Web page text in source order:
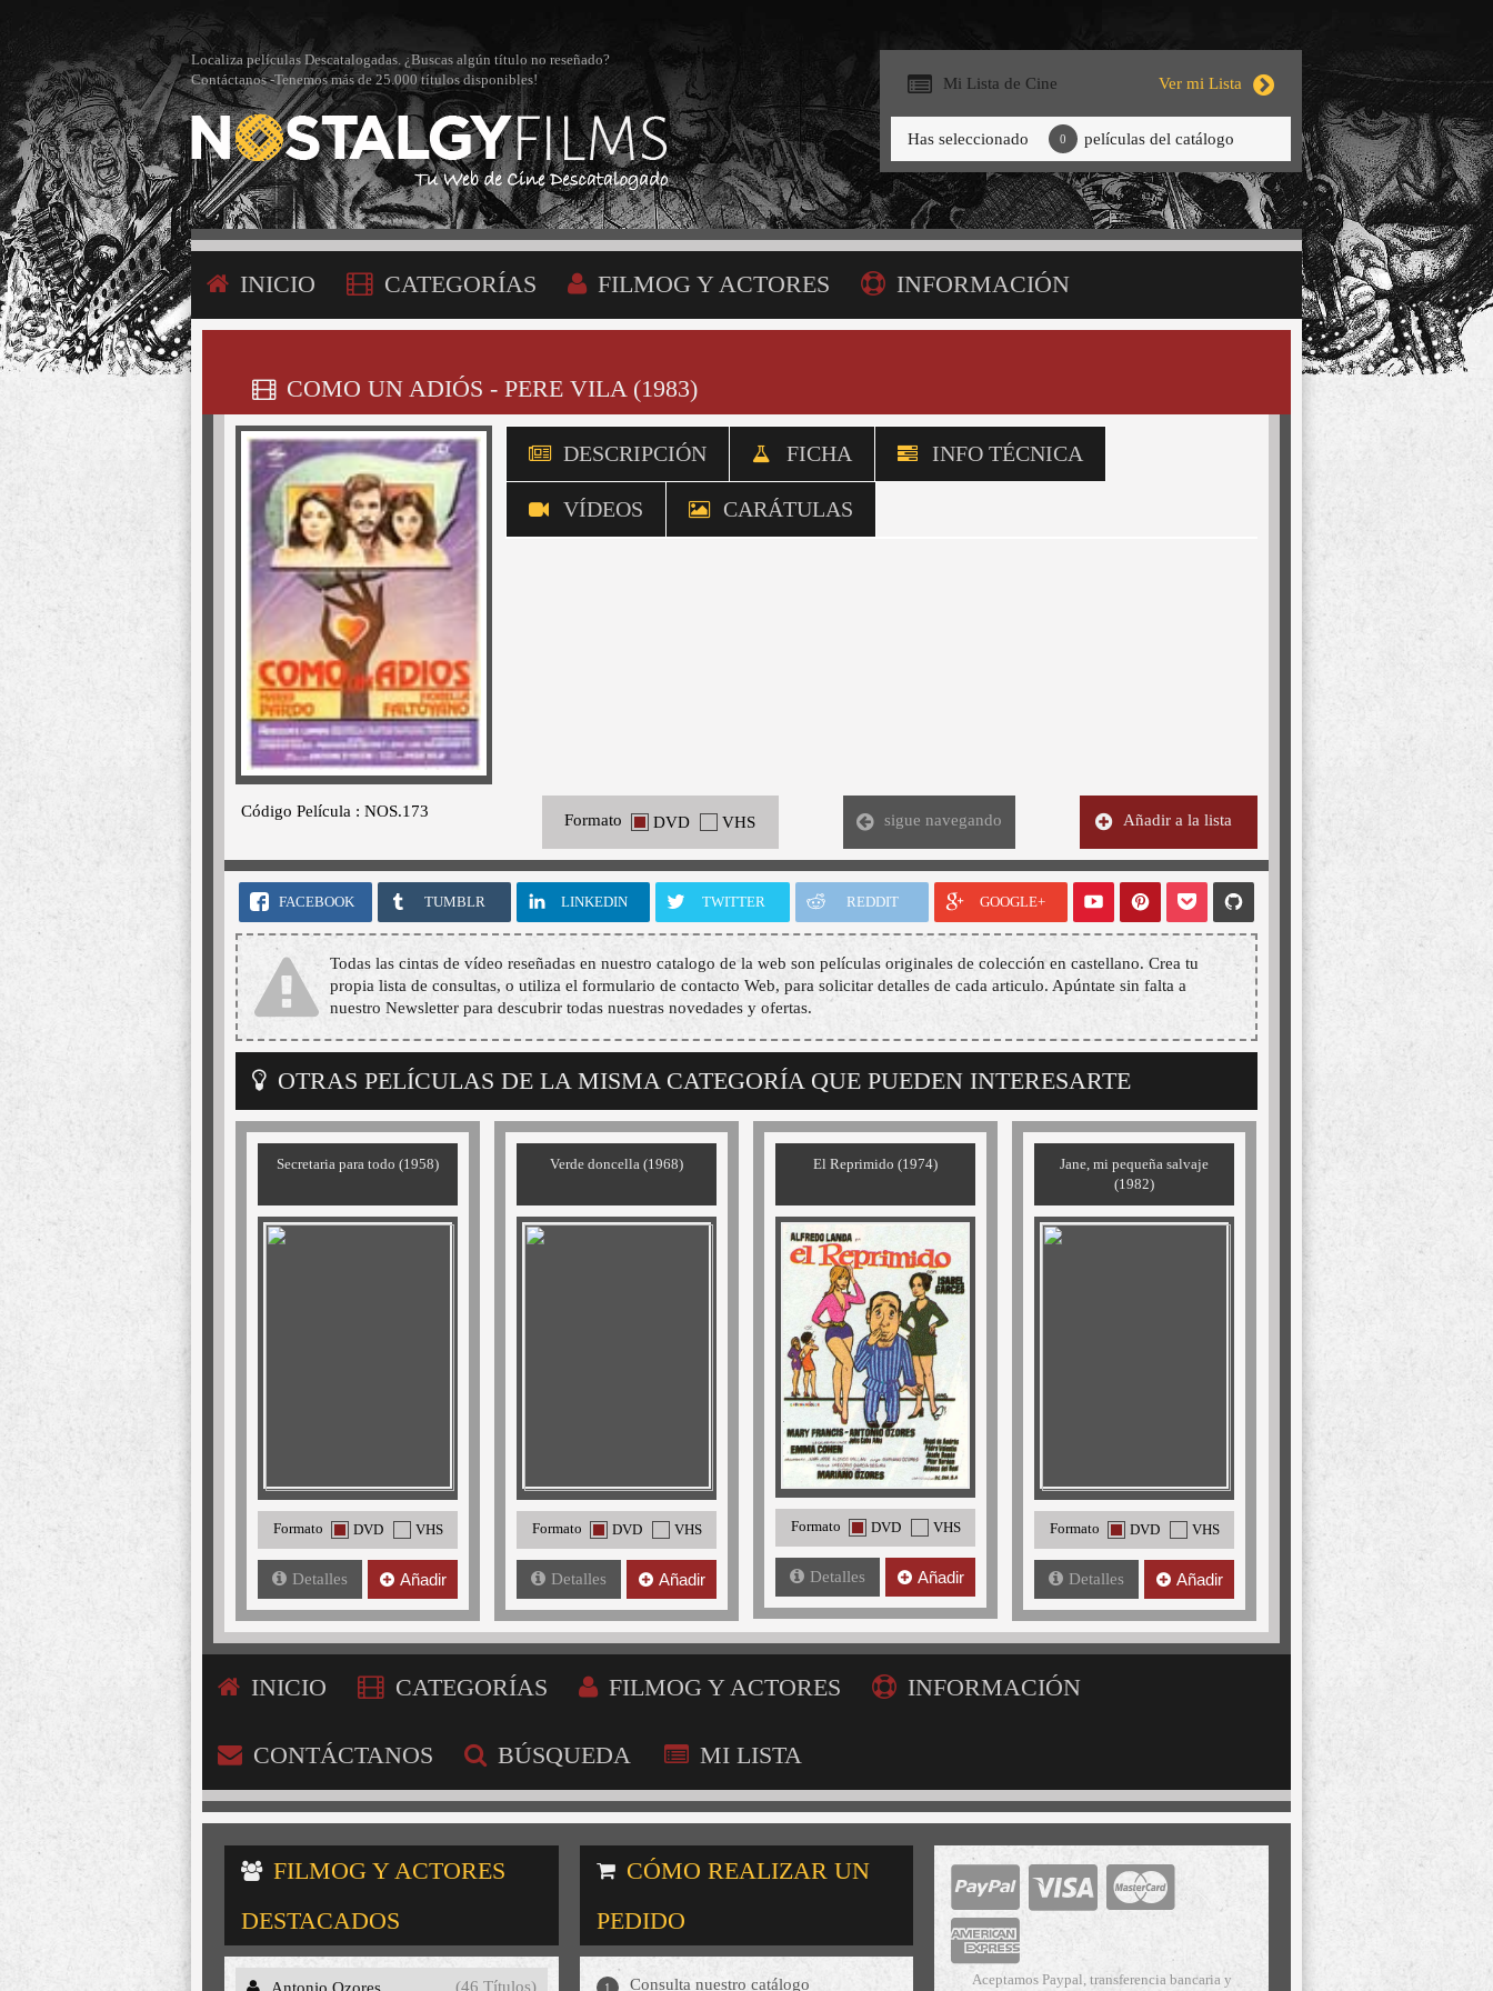
Localiza películas Descatalogadas. ¿Buscas algún título no reseñado?
Contáctanos -Tenemos más de 25.000 títulos disponibles!
Mi Lista de Cine Ver mi Lista
Has seleccionado 0 películas del catálogo
INICIO CATEGORÍAS FILMOG Y ACTORES INFORMACIÓN
COMO UN ADIÓS - PERE VILA (1983)
DESCRIPCIÓN FICHA INFO TÉCNICA
VÍDEOS CARÁTULAS
Código Película : NOS.173
Formato DVD VHS sigue navegando Añadir a la lista
FACEBOOK TUMBLR LINKEDIN TWITTER REDDIT GOOGLE+
Todas las cintas de vídeo reseñadas en nuestro catalogo de la web son películas originales de colección en castellano. Crea tu
propia lista de consultas, o utiliza el formulario de contacto Web, para solicitar detalles de cada articulo. Apúntate sin falta a
nuestro Newsletter para descubrir todas nuestras novedades y ofertas.
OTRAS PELÍCULAS DE LA MISMA CATEGORÍA QUE PUEDEN INTERESARTE
Secretaria para todo (1958)
Formato DVD VHS
Detalles Añadir
Verde doncella (1968)
Formato DVD VHS
Detalles Añadir
El Reprimido (1974)
Formato DVD VHS
Detalles Añadir
Jane, mi pequeña salvaje
(1982)
Formato DVD VHS
Detalles Añadir
INICIO CATEGORÍAS FILMOG Y ACTORES INFORMACIÓN
CONTÁCTANOS BÚSQUEDA MI LISTA
FILMOG Y ACTORES
DESTACADOS
(46 Títulos)
CÓMO REALIZAR UN
PEDIDO
1 Consulta nuestro catálogo Aceptamos Paypal, transferencia bancaria y